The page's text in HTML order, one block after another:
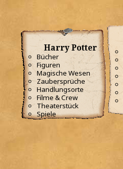
Harry Potter
Bücher
Figuren
Magische Wesen
Zaubersprüche
Handlungsorte
Filme & Crew
Theaterstück
Spiele